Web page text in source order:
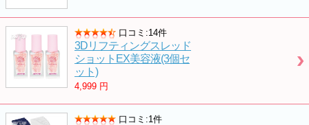
口コミ:14件
3Dリフティングスレッド
ショットEX美容液(3個セ
ット)
4,999 円
口コミ:1件